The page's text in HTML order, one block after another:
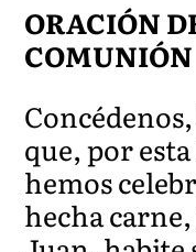
ORACIÓN
COMUNIÓN
que, por
hemos
hecha